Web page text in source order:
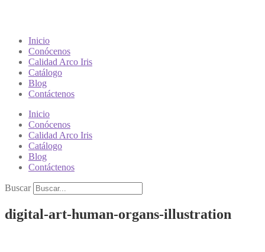
Inicio
Conócenos
Calidad Arco Iris
Catálogo
Blog
Contáctenos
Inicio
Conócenos
Calidad Arco Iris
Catálogo
Blog
Contáctenos
Buscar
digital-art-human-organs-illustration